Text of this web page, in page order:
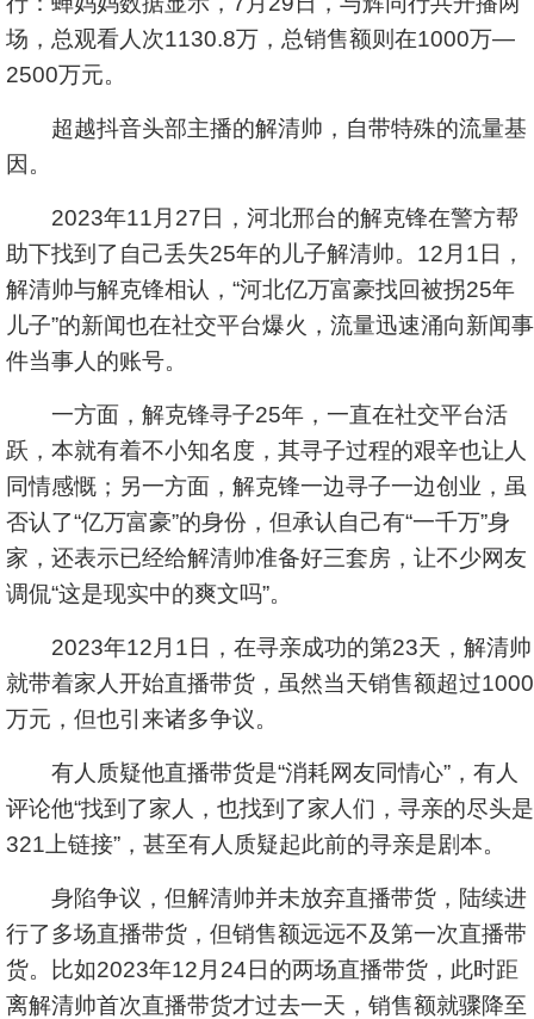
场，总观看人次1130.8万，总销售额则在1000万—
2500万元。
超越抖音头部主播的解清帅，自带特殊的流量基
因。
2023年11月27日，河北邢台的解克锋在警方帮
助下找到了自己丢失25年的儿子解清帅。12月1日，
解清帅与解克锋相认，“河北亿万富豪找回被拐25年
儿子”的新闻也在社交平台爆火，流量迅速涌向新闻事
件当事人的账号。
一方面，解克锋寻子25年，一直在社交平台活
跃，本就有着不小知名度，其寻子过程的艰辛也让人
同情感慨；另一方面，解克锋一边寻子一边创业，虽
否认了“亿万富豪”的身份，但承认自己有“一千万”身
家，还表示已经给解清帅准备好三套房，让不少网友
调侃“这是现实中的爽文吗”。
2023年12月1日，在寻亲成功的第23天，解清帅
就带着家人开始直播带货，虽然当天销售额超过1000
万元，但也引来诸多争议。
有人质疑他直播带货是“消耗网友同情心”，有人
评论他“找到了家人，也找到了家人们，寻亲的尽头是
321上链接”，甚至有人质疑起此前的寻亲是剧本。
身陷争议，但解清帅并未放弃直播带货，陆续进
行了多场直播带货，但销售额远远不及第一次直播带
货。比如2023年12月24日的两场直播带货，此时距
离解清帅首次直播带货才过去一天，销售额就骤降至